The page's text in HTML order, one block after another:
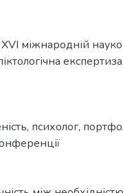
міжнародній
, психолог,